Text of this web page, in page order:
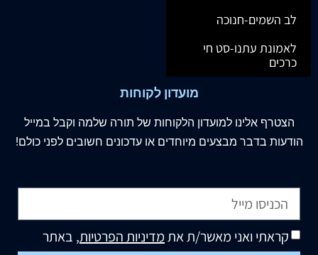
לב השמים-חנוכה
לאמונת עתנו-סט חי
כרכים
מועדון לקוחות
הצטרף אלינו למועדון הלקוחות של תורה שלמה וקבל במייל
הודעות בדבר מבצעים מיוחדים או עדכונים חשובים לפני כולם!
קראתי ואני מאשר/ת אתמדיניות הפרטיות, באתר